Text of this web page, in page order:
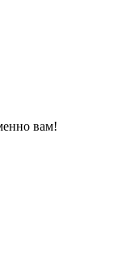
вам!